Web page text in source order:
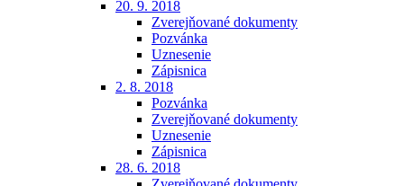
20. 9. 2018
Zverejňované dokumenty
Pozvánka
Uznesenie
Zápisnica
2. 8. 2018
Pozvánka
Zverejňované dokumenty
Uznesenie
Zápisnica
28. 6. 2018